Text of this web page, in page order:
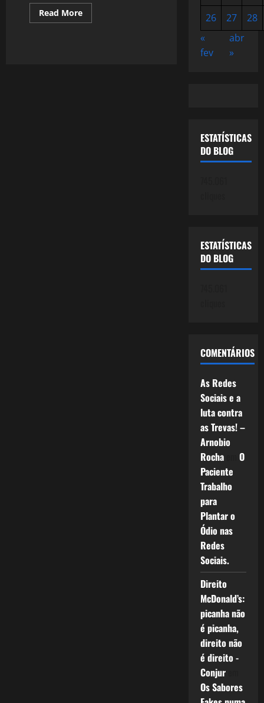
Read MoreRead
more
26
27
28
«
fev
abr
»
ESTATÍSTICAS
DO BLOG
ESTATÍSTICAS
DO BLOG
COMENTÁRIOS
As Redes
Sociais e a
luta contra
as Trevas! –
Arnobio
Rochaem O
Paciente
Trabalho
para
Plantar o
Ódio nas
Redes
Sociais.
Direito
McDonald’s:
picanha não
é picanha,
direito não
é direito -
Conjurem
Os Sabores